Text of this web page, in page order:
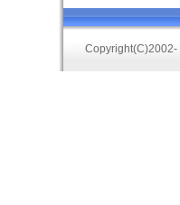
Copyright(C)2002-